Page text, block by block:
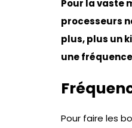
Pour la vaste
processeurs
plus, plus un
une fréquence
Pour faire les